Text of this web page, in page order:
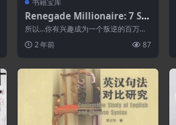
书籍宝库
Renegade Millionaire: 7 Se
crets To Extreme Wealth, A
utonomy, And Entrepreneu
rial Success
所以…你有兴趣成为一个叛逆的百万富
翁吗? 你最后一次认为自己是一个把典
型和传统抛...
2 年前 87